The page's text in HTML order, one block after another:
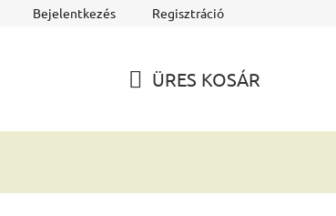
Bejelentkezés Regisztráció
ÜRES KOSÁR